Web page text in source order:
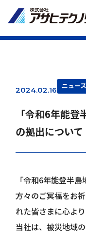
2024.02.16 ニュー
「令和6年能
の拠出について
「令和6年能登半
方々のご冥福をお
れた皆さまに心よ
当社は、被災地域